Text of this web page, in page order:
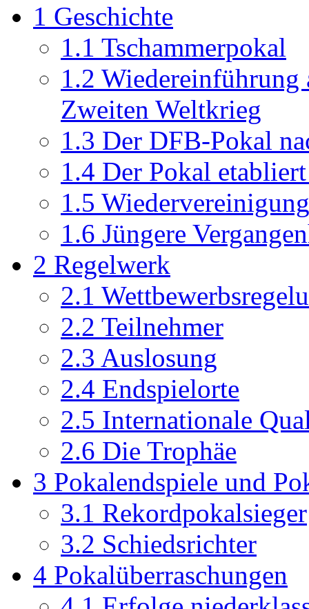
1 Geschichte
1.1 Tschammerpokal
1.2 Wiedereinführung
Zweiten Weltkrieg
1.3 Der DFB-Pokal
1.4 Der Pokal
1.5
1.6 Jüngere
2 Regelwerk
2.1
2.2 Teilnehmer
2.3 Auslosung
2.4 Endspielorte
2.5 Internationale
2.6 Die Trophäe
3 Pokalendspiele und
3.1 Rekordpokalsieger
3.2 Schiedsrichter
4 Pokalüberraschungen